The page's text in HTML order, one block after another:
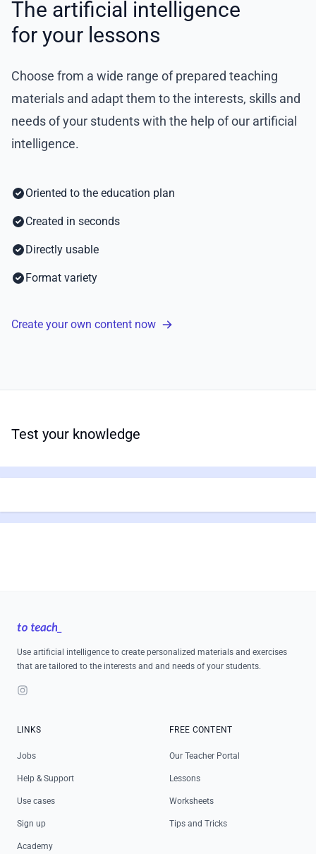
The artificial intelligence
for your lessons
Choose from a wide range of prepared teaching
materials and adapt them to the interests, skills and
needs of your students with the help of our artificial
intelligence.
Oriented to the education plan
Created in seconds
Directly usable
Format variety
Create your own content now
Test your knowledge
Use artificial intelligence to create personalized materials and exercises
that are tailored to the interests and and needs of your students.
Instagram
LINKS
Jobs
Help & Support
Use cases
Sign up
Academy
FREE CONTENT
Our Teacher Portal
Lessons
Worksheets
Tips and Tricks